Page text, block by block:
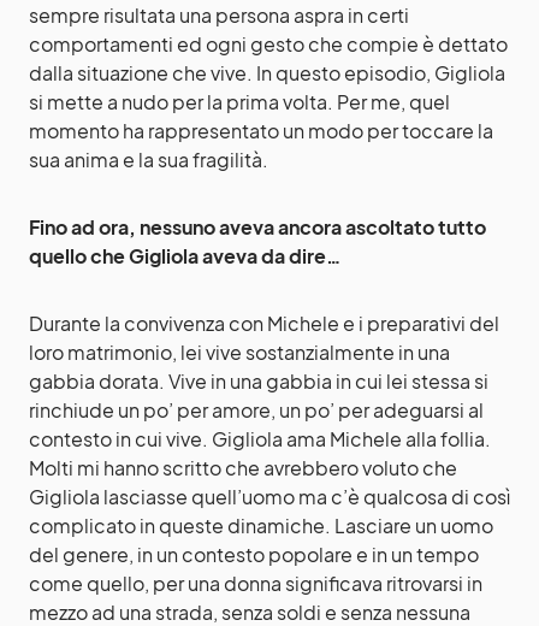
sempre risultata una persona aspra in certi
comportamenti ed ogni gesto che compie è dettato
dalla situazione che vive. In questo episodio, Gigliola
si mette a nudo per la prima volta. Per me, quel
momento ha rappresentato un modo per toccare la
sua anima e la sua fragilità.
Fino ad ora, nessuno aveva ancora ascoltato tutto
quello che Gigliola aveva da dire…
Durante la convivenza con Michele e i preparativi del
loro matrimonio, lei vive sostanzialmente in una
gabbia dorata. Vive in una gabbia in cui lei stessa si
rinchiude un po’ per amore, un po’ per adeguarsi al
contesto in cui vive. Gigliola ama Michele alla follia.
Molti mi hanno scritto che avrebbero voluto che
Gigliola lasciasse quell’uomo ma c’è qualcosa di così
complicato in queste dinamiche. Lasciare un uomo
del genere, in un contesto popolare e in un tempo
come quello, per una donna significava ritrovarsi in
mezzo ad una strada, senza soldi e senza nessuna